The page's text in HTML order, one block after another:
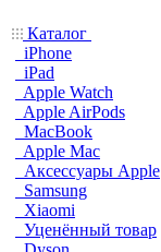
Каталог
iPhone
iPad
Apple Watch
Apple AirPods
MacBook
Apple Mac
Аксессуары Apple
Samsung
Xiaomi
Уценённый товар